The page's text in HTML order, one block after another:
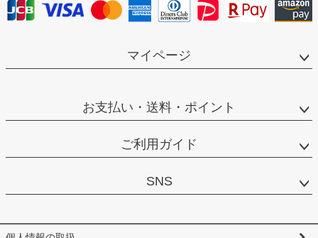
マイページ
お支払い・送料・ポイント
ご利用ガイド
SNS